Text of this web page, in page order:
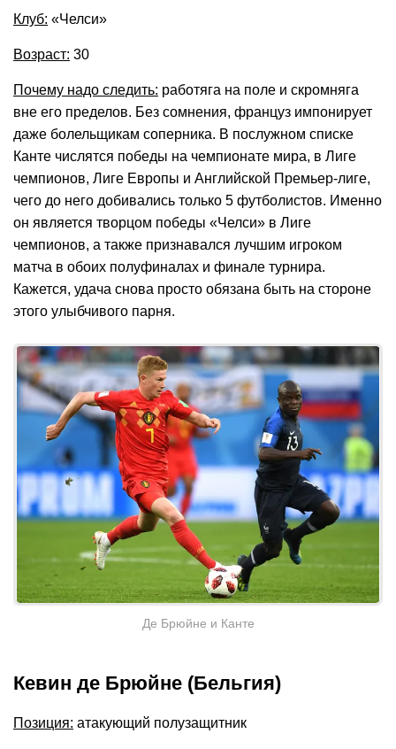
Клуб: «Челси»
Возраст: 30
Почему надо следить: работяга на поле и скромняга
вне его пределов. Без сомнения, француз импонирует
даже болельщикам соперника. В послужном списке
Канте числятся победы на чемпионате мира, в Лиге
чемпионов, Лиге Европы и Английской Премьер-лиге,
чего до него добивались только 5 футболистов. Именно
он является творцом победы «Челси» в Лиге
чемпионов, а также признавался лучшим игроком
матча в обоих полуфиналах и финале турнира.
Кажется, удача снова просто обязана быть на стороне
этого улыбчивого парня.
Де Брюйне и Канте
Кевин де Брюйне (Бельгия)
Позиция: атакующий полузащитник